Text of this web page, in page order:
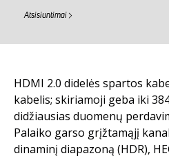
Atsisiuntimai
HDMI 2.0 didelės spartos
kabelis; skiriamoji geba iki
didžiausias duomenų
Palaiko garso grįžtamąjį
dinaminį diapazoną (HDR),